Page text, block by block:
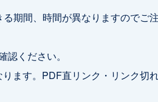
期間、時間が異なりますのでご
ください。
ります。PDF直リンク・リンク切